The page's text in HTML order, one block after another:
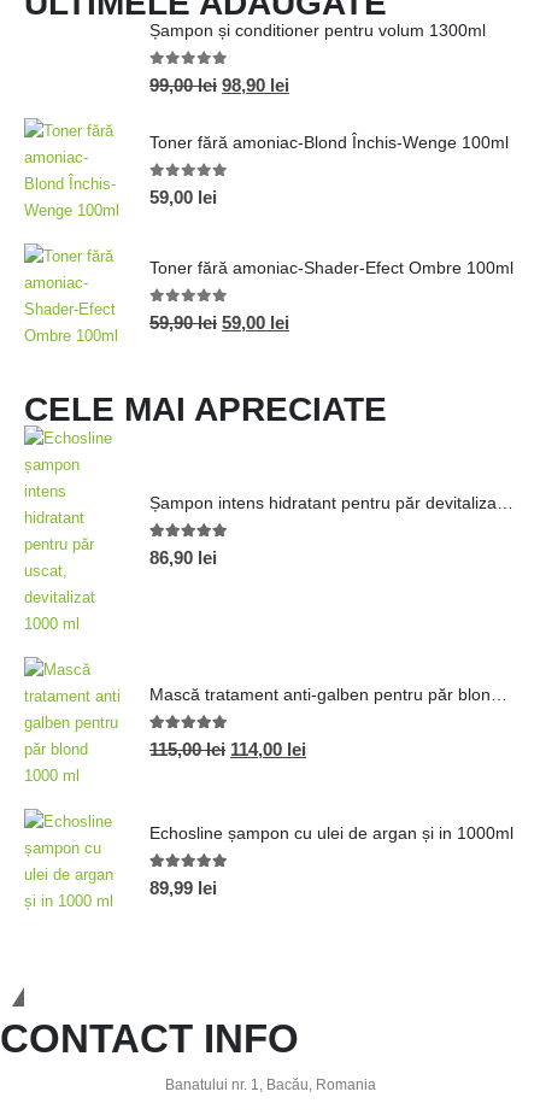
Șampon și conditioner pentru volum 1300ml
0out of 5
99,00lei 98,90 lei
Toner fără amoniac-Blond Închis-Wenge 100ml
0out of 5
59,00 lei
Toner fără amoniac-Shader-Efect Ombre 100ml
0out of 5
59,90lei 59,00 lei
CELE MAI APRECIATE
5.00out of 5
86,90 lei
5.00out of 5
115,00lei 114,00 lei
Echosline șampon cu ulei de argan și in 1000ml
5.00out of 5
89,99 lei
CONTACT INFO
Banatului nr. 1, Bacău, Romania